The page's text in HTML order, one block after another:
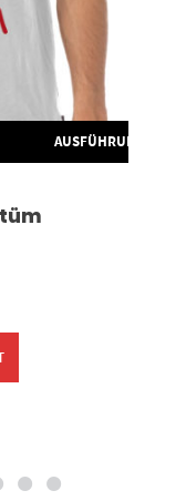
AUSFÜHRUNG